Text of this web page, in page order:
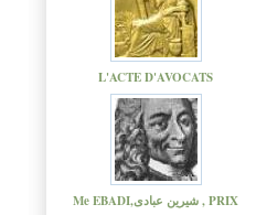
L'ACTE D'AVOCATS
Me EBADI,شیرین عبادی , PRIX